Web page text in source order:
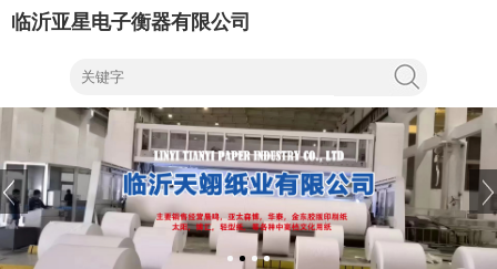
临沂亚星电子衡器有限公司